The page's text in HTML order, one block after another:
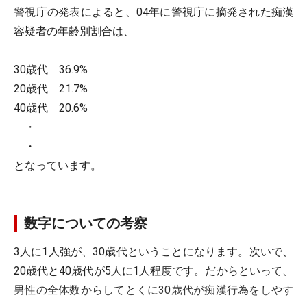
警視庁の発表によると、04年に警視庁に摘発された痴漢
容疑者の年齢別割合は、
30歳代 36.9%
20歳代 21.7%
40歳代 20.6%
・
・
となっています。
数字についての考察
3人に1人強が、30歳代ということになります。次いで、
20歳代と40歳代が5人に1人程度です。だからといって、
男性の全体数からしてとくに30歳代が痴漢行為をしやす